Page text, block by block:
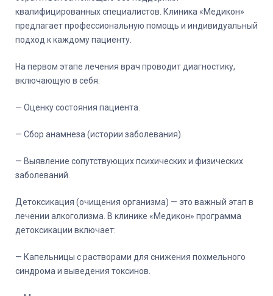
квалифицированных специалистов. Клиника «Медикон»
предлагает профессиональную помощь и индивидуальный
подход к каждому пациенту.
На первом этапе лечения врач проводит диагностику,
включающую в себя:
— Оценку состояния пациента.
— Сбор анамнеза (истории заболевания).
— Выявление сопутствующих психических и физических
заболеваний.
Детоксикация (очищения организма) — это важный этап в
лечении алкоголизма. В клинике «Медикон» программа
детоксикации включает:
— Капельницы с растворами для снижения похмельного
синдрома и выведения токсинов.